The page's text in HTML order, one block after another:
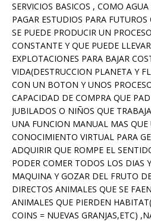
SERVICIOS BASICOS , COMO
PAGAR ESTUDIOS PARA
SE PUEDE PRODUCIR UN
CONSTANTE Y QUE PUEDE
EXPLOTACIONES PARA BAJAR
VIDA(DESTRUCCION PLANETA Y
CON UN BOTON Y UNOS
CAPACIDAD DE COMPRA QUE
JUBILADOS O NIÑOS QUE
UNA FUNCION MANUAL MAS QUE
CONOCIMIENTO VIRTUAL PARA
ADQUIRIR QUE ROMPE EL
PODER COMER TODOS LOS DIAS
MAQUINA Y GOZAR DEL FRUTO
DIRECTOS ANIMALES QUE SE
ANIMALES QUE PIERDEN
COINS = NUEVAS GRANJAS,ETC)